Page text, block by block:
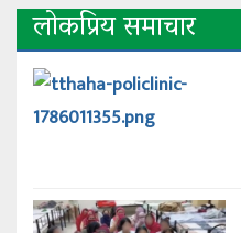
लोकप्रिय समाचार